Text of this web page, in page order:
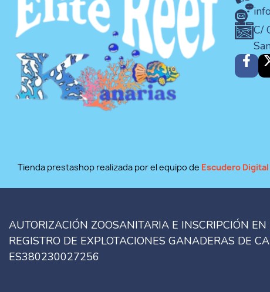
C/
Tienda prestashop realizada por el equipo de Escudero
AUTORIZACIÓN ZOOSANITARIA E INSCRIPCIÓN EN
REGISTRO DE EXPLOTACIONES GANADERAS DE
ES380230027256